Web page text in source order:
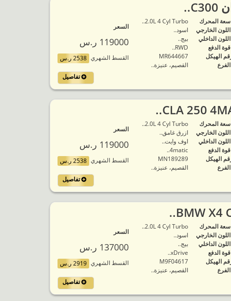
‬سعة المحرك
2.0L 4 Cyl Turbo..
اللون الخارجي
اسود..
اللون الداخلي
بيج..
قوة الدفع
RWD..
الهيكل
MR644667
الفرع
القصيم، عنيزة..
السعر
119000 ر.س
القسط الشهري 2538 ر.س
تفاصيل
‬سعة المحرك
2.0L 4 Cyl Turbo..
اللون الخارجي
ازرق غامق..
اللون الداخلي
اوف وايت..
قوة الدفع
4matic..
الهيكل
MN189289
الفرع
القصيم، عنيزة..
السعر
119000 ر.س
القسط الشهري 2538 ر.س
تفاصيل
‬سعة المحرك
2.0L 4 Cyl Turbo..
اللون الخارجي
اسود..
اللون الداخلي
بيج..
قوة الدفع
xDrive..
الهيكل
M9F04617
الفرع
القصيم، عنيزة..
السعر
137000 ر.س
القسط الشهري 2919 ر.س
تفاصيل